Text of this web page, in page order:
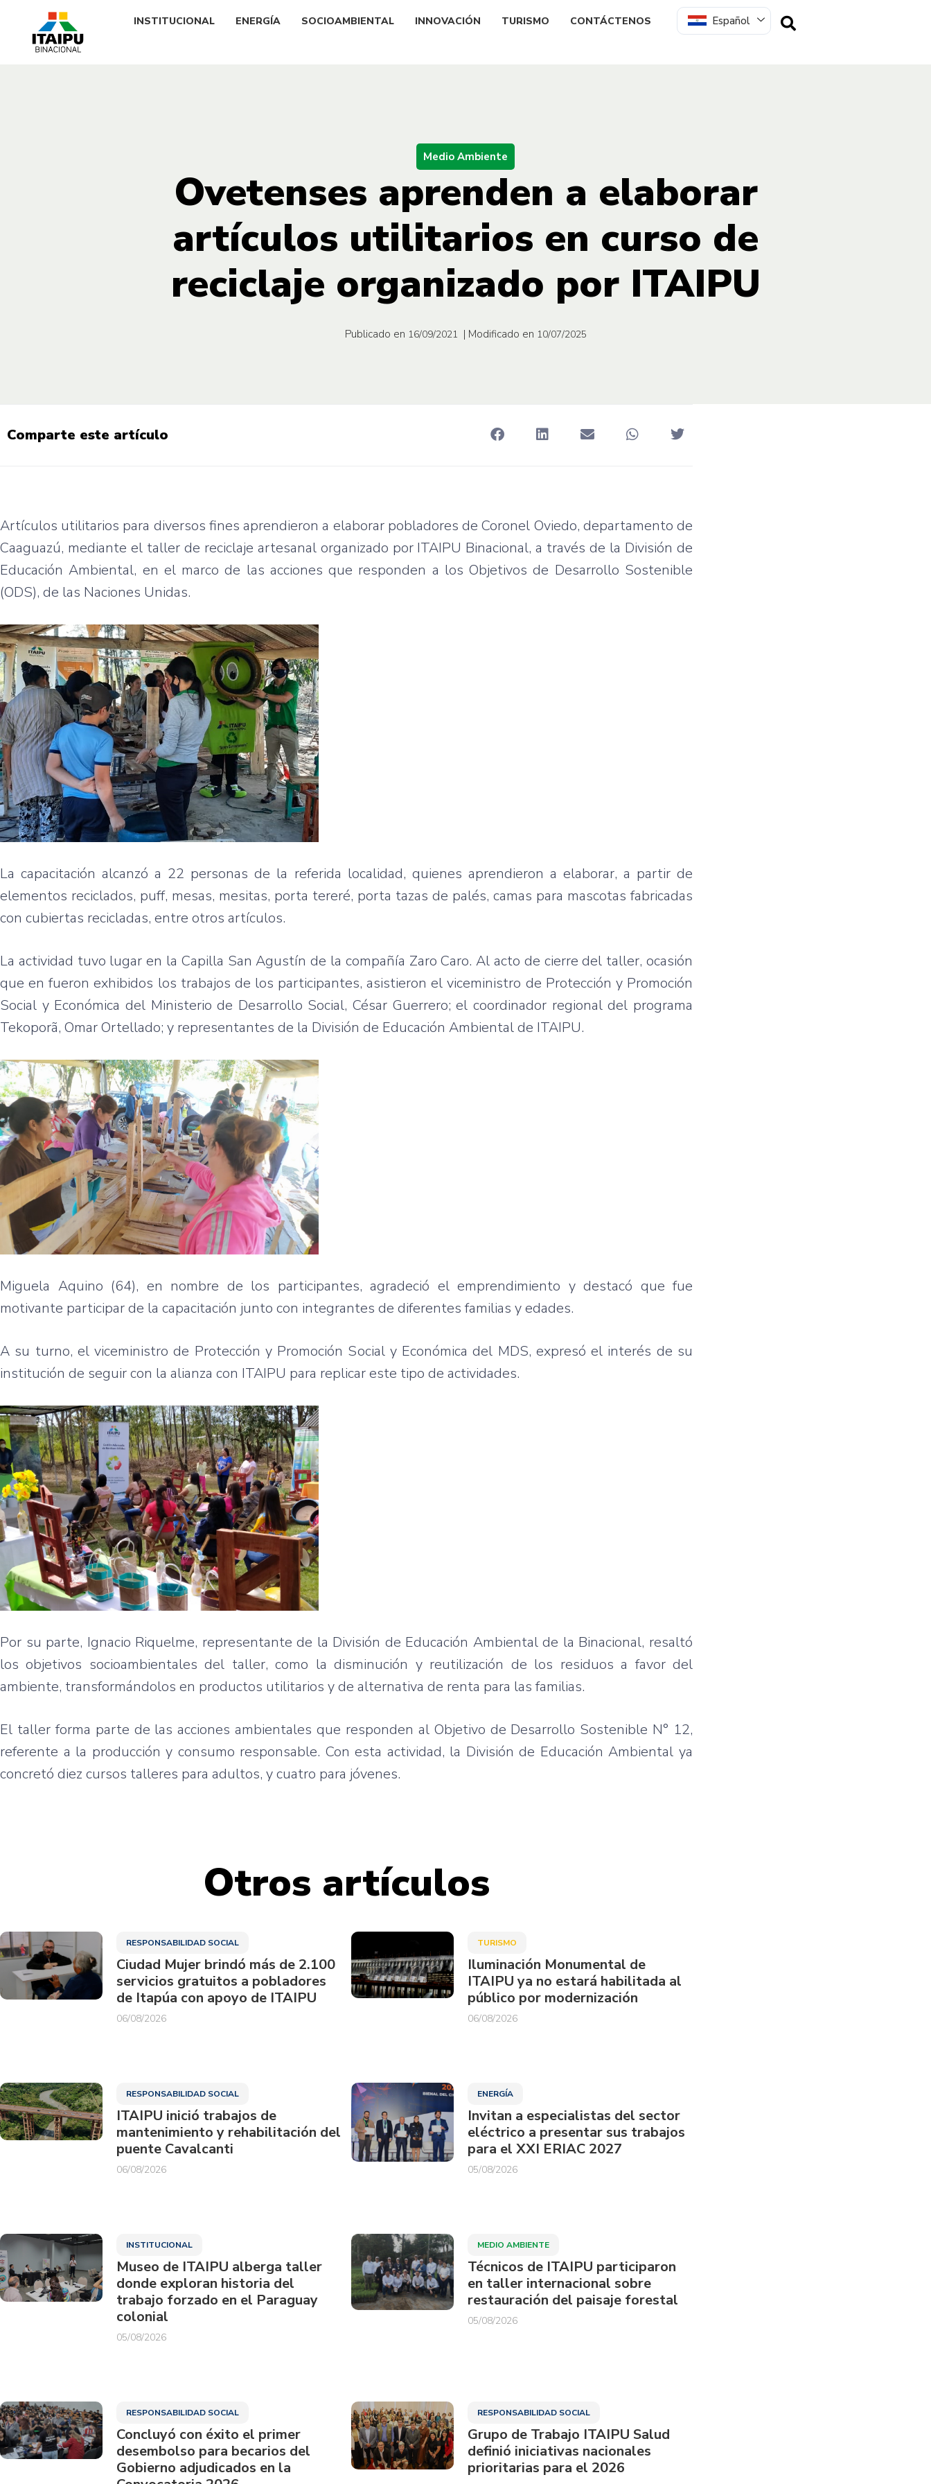
INSTITUCIONAL ENERGÍA SOCIOAMBIENTAL INNOVACIÓN TURISMO CONTÁCTENOS Español
Medio Ambiente
Ovetenses aprenden a elaborar
artículos utilitarios en curso de
reciclaje organizado por ITAIPU
Publicado en 16/09/2021 | Modificado en 10/07/2025
Comparte este artículo
Artículos utilitarios para diversos fines aprendieron a elaborar pobladores de Coronel Oviedo, departamento de
Caaguazú, mediante el taller de reciclaje artesanal organizado por ITAIPU Binacional, a través de la División de
Educación Ambiental, en el marco de las acciones que responden a los Objetivos de Desarrollo Sostenible
(ODS), de las Naciones Unidas.
La capacitación alcanzó a 22 personas de la referida localidad, quienes aprendieron a elaborar, a partir de
elementos reciclados, puff, mesas, mesitas, porta tereré, porta tazas de palés, camas para mascotas fabricadas
con cubiertas recicladas, entre otros artículos.
La actividad tuvo lugar en la Capilla San Agustín de la compañía Zaro Caro. Al acto de cierre del taller, ocasión
que en fueron exhibidos los trabajos de los participantes, asistieron el viceministro de Protección y Promoción
Social y Económica del Ministerio de Desarrollo Social, César Guerrero; el coordinador regional del programa
Tekoporã, Omar Ortellado; y representantes de la División de Educación Ambiental de ITAIPU.
Miguela Aquino (64), en nombre de los participantes, agradeció el emprendimiento y destacó que fue
motivante participar de la capacitación junto con integrantes de diferentes familias y edades.
A su turno, el viceministro de Protección y Promoción Social y Económica del MDS, expresó el interés de su
institución de seguir con la alianza con ITAIPU para replicar este tipo de actividades.
Por su parte, Ignacio Riquelme, representante de la División de Educación Ambiental de la Binacional, resaltó
los objetivos socioambientales del taller, como la disminución y reutilización de los residuos a favor del
ambiente, transformándolos en productos utilitarios y de alternativa de renta para las familias.
El taller forma parte de las acciones ambientales que responden al Objetivo de Desarrollo Sostenible N° 12,
referente a la producción y consumo responsable. Con esta actividad, la División de Educación Ambiental ya
concretó diez cursos talleres para adultos, y cuatro para jóvenes.
Otros artículos
RESPONSABILIDAD SOCIAL
Ciudad Mujer brindó más de 2.100
servicios gratuitos a pobladores
de Itapúa con apoyo de ITAIPU
06/08/2026
TURISMO
Iluminación Monumental de
ITAIPU ya no estará habilitada al
público por modernización
06/08/2026
RESPONSABILIDAD SOCIAL
ITAIPU inició trabajos de
mantenimiento y rehabilitación del
puente Cavalcanti
06/08/2026
ENERGÍA
Invitan a especialistas del sector
eléctrico a presentar sus trabajos
para el XXI ERIAC 2027
05/08/2026
INSTITUCIONAL
Museo de ITAIPU alberga taller
donde exploran historia del
trabajo forzado en el Paraguay
colonial
05/08/2026
MEDIO AMBIENTE
Técnicos de ITAIPU participaron
en taller internacional sobre
restauración del paisaje forestal
05/08/2026
RESPONSABILIDAD SOCIAL
Concluyó con éxito el primer
desembolso para becarios del
Gobierno adjudicados en la
RESPONSABILIDAD SOCIAL
Grupo de Trabajo ITAIPU Salud
definió iniciativas nacionales
prioritarias para el 2026